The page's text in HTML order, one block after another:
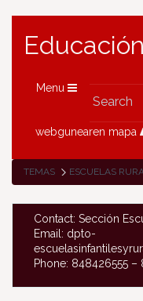
Educación
Menu
webgunearen mapa
TEMAS ESCUELAS
Contact: Sección
Email: dpto-
Phone: 848426555